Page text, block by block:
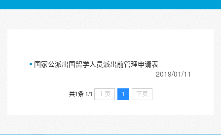
国家公派出国留学人员派出前管理申请表
2019/01/11
共1条 1/1 上页 1 下页